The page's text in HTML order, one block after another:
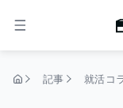
メニュー
記事 就活コ